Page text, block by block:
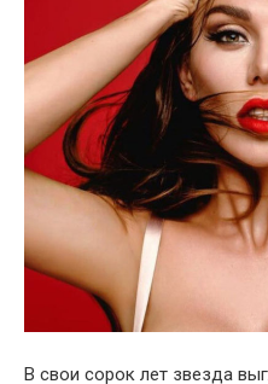
В свои сорок лет звезда